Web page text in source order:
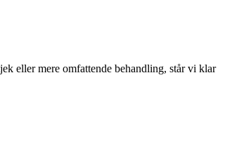
eller mere omfattende behandling, står vi klar